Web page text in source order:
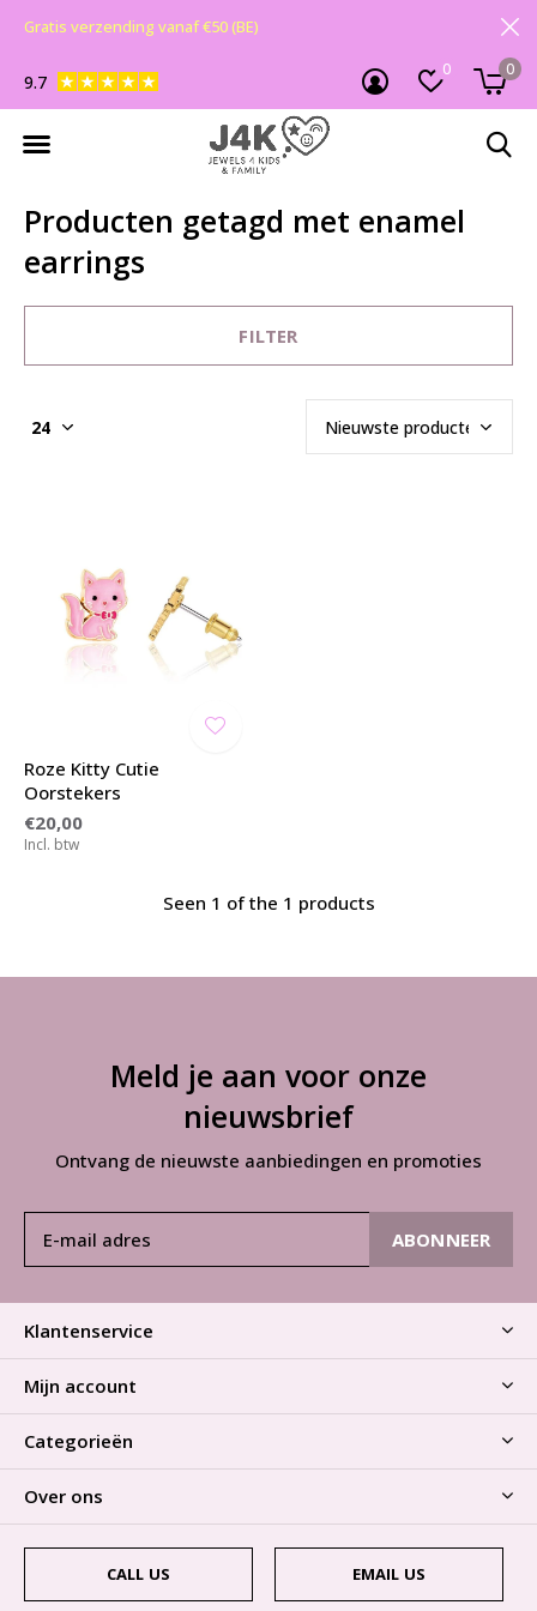
0 0
9.7
Gratis verzending vanaf €50 (BE)
Producten getagd met enamel
earrings
FILTER
Roze Kitty Cutie
Oorstekers
€20,00
Incl. btw
Seen 1 of the 1 products
Meld je aan voor onze
nieuwsbrief
Ontvang de nieuwste aanbiedingen en promoties
ABONNEER
Klantenservice
Mijn account
Categorieën
Over ons
CALL US EMAIL US